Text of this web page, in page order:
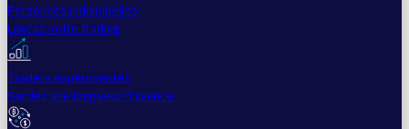
Personnes individuelles
Lancez votre trading
Traders expérimentés
Gardez une longueur d'avance.